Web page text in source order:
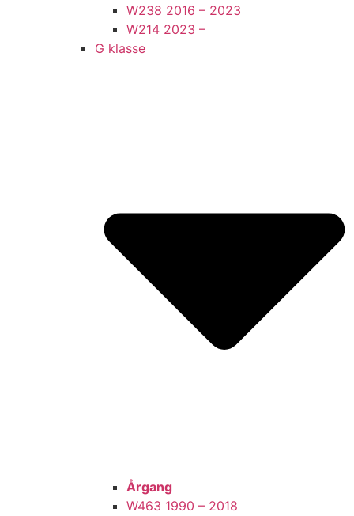
W238 2016 – 2023
W214 2023 –
G klasse
Årgang
W463 1990 – 2018